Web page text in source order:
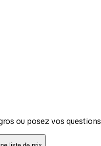
ou posez vos questions